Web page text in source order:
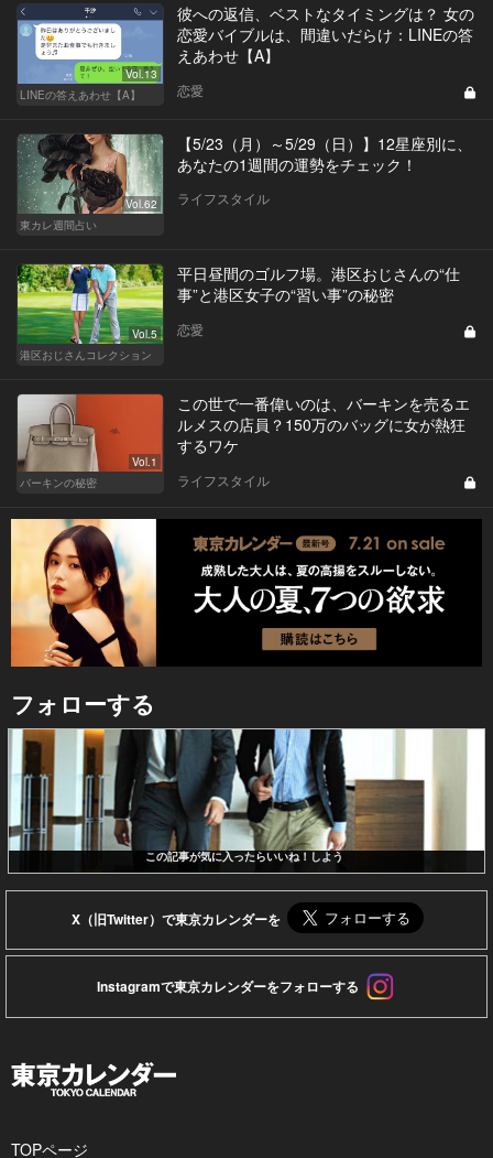
Vol.13
LINEの答えあわせ【A】
彼への返信、ベストなタイミングは？ 女の
恋愛バイブルは、間違いだらけ：LINEの答
えあわせ【A】
恋愛
Vol.62
東カレ週間占い
【5/23（月）～5/29（日）】12星座別に、
あなたの1週間の運勢をチェック！
ライフスタイル
Vol.5
港区おじさんコレクション
平日昼間のゴルフ場。港区おじさんの“仕
事”と港区女子の“習い事”の秘密
恋愛
Vol.1
バーキンの秘密
この世で一番偉いのは、バーキンを売るエ
ルメスの店員？150万のバッグに女が熱狂
するワケ
ライフスタイル
フォローする
この記事が気に入ったらいいね！しよう
X（旧Twitter）で東京カレンダーを
Instagramで東京カレンダーをフォローする
TOPページ